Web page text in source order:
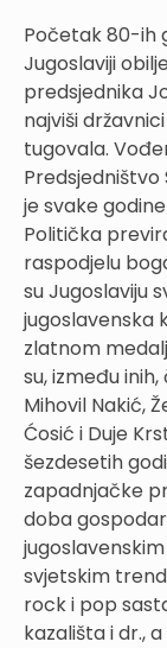
Početak 80-ih
Jugoslaviji
predsjednika
najviši
tugovala.
Predsjedništvo
je svake
Politička
raspodjelu
su Jugoslaviju
jugoslavenska
zlatnom
su, između
Mihovil Nakić,
Ćosić i Duje
šezdesetih
zapadnjačke
doba
svjetskim
rock i pop
kazališta i dr.,